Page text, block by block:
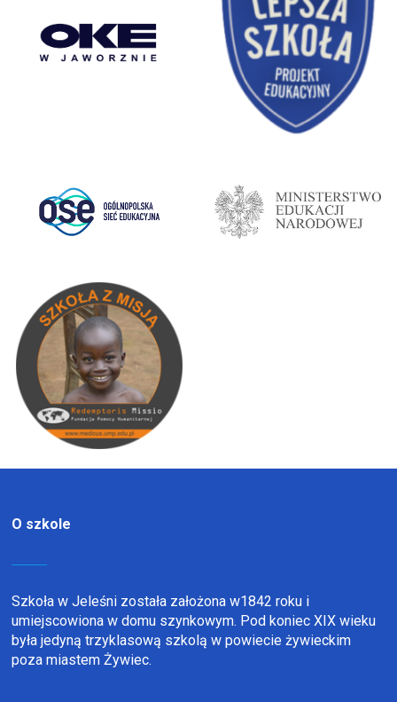
O szkole
Szkoła w Jeleśni została założona w1842 roku i
umiejscowiona w domu szynkowym. Pod koniec XIX wieku
była jedyną trzyklasową szkolą w powiecie żywieckim
poza miastem Żywiec.